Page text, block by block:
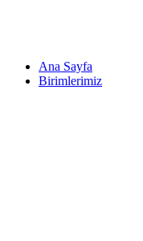
Ana Sayfa
Birimlerimiz